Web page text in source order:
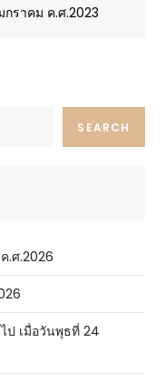
กราคม ค.ศ.2023
SEARCH
.ศ.2026
ไป เมื่อวันพุธที่ 24